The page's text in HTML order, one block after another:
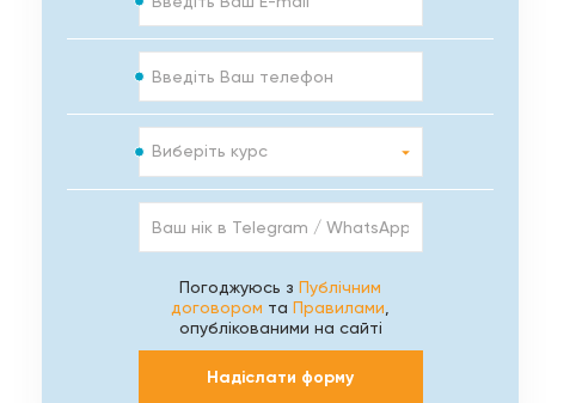
mail
Виберіть курс
нік
в
WhatsApp
Viber
Погоджуюсь зПублічним
договором таПравилами
опублікованими на сайті
Надіслати форму